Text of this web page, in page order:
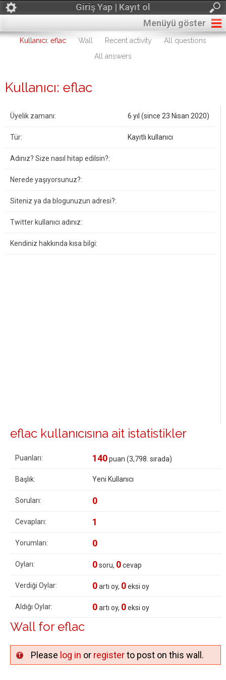
Giriş Yap | Kayıt ol
Menüyü göster
Kullanıcı: eflac Wall Recent activity
All questions
All answers
Kullanıcı: eflac
Üyelik zamanı: 6 yıl (since 23 Nisan 2020)
Tür: Kayıtlı kullanıcı
Adınız? Size nasıl hitap edilsin?:
Nerede yaşıyorsunuz?:
Siteniz ya da blogunuzun adresi?:
Twitter kullanıcı adınız:
Kendiniz hakkında kısa bilgi:
eflac kullanıcısına ait istatistikler
Puanları: 140puan (3,798 . sırada)
Başlık: Yeni Kullanıcı
Soruları: 0
Cevapları: 1
Yorumları: 0
Oyları: 0soru, 0cevap
Verdiği Oylar: 0artı oy, 0eksi oy
Aldığı Oylar: 0artı oy, 0eksi oy
Wall for eflac
Please log in or registerto post on this wall.